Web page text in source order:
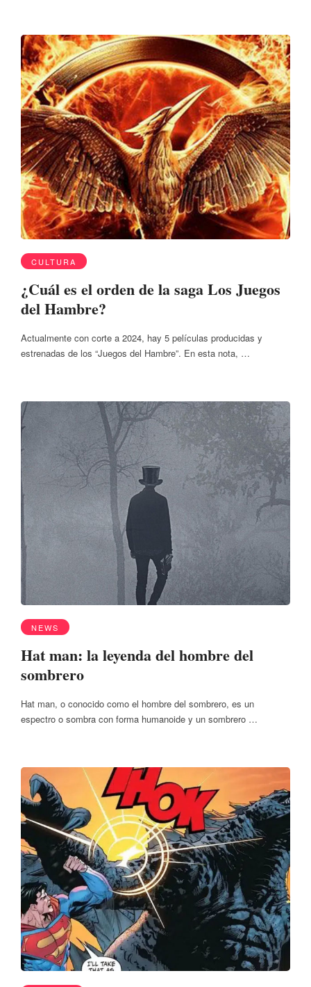
CULTURA
¿Cuál es el orden de la saga Los Juegos
del Hambre?
Actualmente con corte a 2024, hay 5 películas producidas y
estrenadas de los “Juegos del Hambre”. En esta nota, …
NEWS
Hat man: la leyenda del hombre del
sombrero
Hat man, o conocido como el hombre del sombrero, es un
espectro o sombra con forma humanoide y un sombrero …